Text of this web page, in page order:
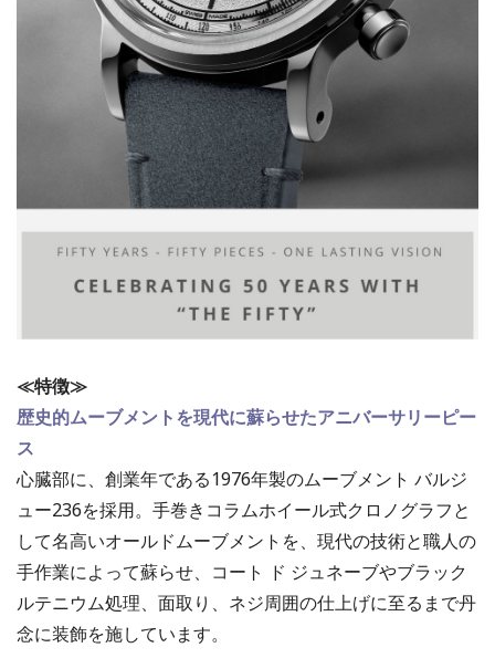
≪特徴≫
歴史的ムーブメントを現代に蘇らせたアニバーサリーピー
ス
心臓部に、創業年である1976年製のムーブメント バルジ
ュー236を採用。手巻きコラムホイール式クロノグラフと
して名高いオールドムーブメントを、現代の技術と職人の
手作業によって蘇らせ、コート ド ジュネーブやブラック
ルテニウム処理、面取り、ネジ周囲の仕上げに至るまで丹
念に装飾を施しています。